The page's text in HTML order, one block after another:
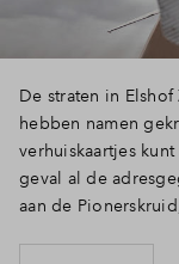
De straten in
hebben namen
verhuiskaartjes
geval al de
aan de